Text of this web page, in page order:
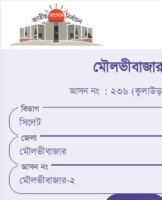
আসন নং : ২৩৬
বিভাগ
জেলা
আসন নং